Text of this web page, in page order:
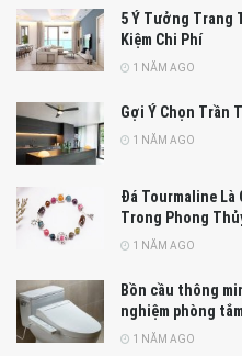
5 Ý Tưởng Trang
Kiệm Chi Phí
1 NĂM AGO
Gợi Ý Chọn Trần
1 NĂM AGO
Đá Tourmaline Là
Trong Phong
1 NĂM AGO
Bồn cầu thông
nghiệm phòng
1 NĂM AGO